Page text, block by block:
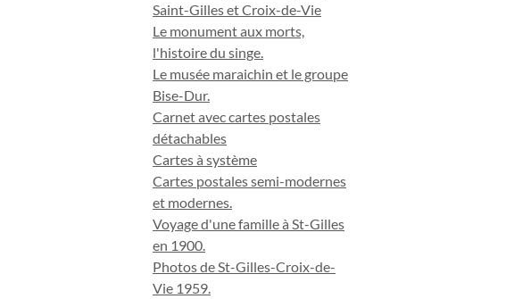
Saint-Gilles et Croix-de-Vie
Le monument aux morts,
l'histoire du singe.
Le musée maraichin et le groupe
Bise-Dur.
Carnet avec cartes postales
détachables
Cartes à système
Cartes postales semi-modernes
et modernes.
Voyage d'une famille à St-Gilles
en 1900.
Photos de St-Gilles-Croix-de-
Vie 1959.